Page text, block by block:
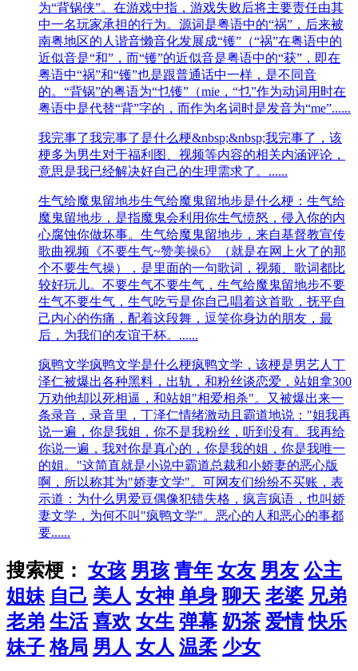
为“背锅侠”。在游戏中指，游戏失败后将主要责任由其
中一名玩家承担的行为。源词是粤语中的“祸”，后来被
南粤地区的人谐音懒音化发展成“镬”（“祸”在粤语中的
近似音是“和”，而“镬”的近似音是粤语中的“获”，即在
粤语中“祸”和“镬”也是跟普通话中一样，是不同音
的。“背锅”的粤语为“乜镬”（mie，“乜”作为动词用时在
粤语中是代替“背”字的，而作为名词时是发音为“me”......
我完事了我完事了是什么梗&nbsp;&nbsp;我完事了，该
梗多为男生对于福利图、视频等内容的相关内涵评论，
意思是我已经解决好自己的生理需求了。......
生气给魔鬼留地步生气给魔鬼留地步是什么梗：生气给
魔鬼留地步，是指魔鬼会利用你生气愤怒，侵入你的内
心腐蚀你做坏事。生气给魔鬼留地步，来自基督教宣传
歌曲视频《不要生气~赞美操6》（就是在网上火了的那
个不要生气操），是里面的一句歌词，视频、歌词都比
较好玩儿。不要生气不要生气，生气给魔鬼留地步不要
生气不要生气，生气吃亏是你自己唱着这首歌，抚平自
己内心的伤痛，配着这段舞，逗笑你身边的朋友，最
后，为我们的友谊干杯。......
疯鸭文学疯鸭文学是什么梗疯鸭文学，该梗是男艺人丁
泽仁被爆出各种黑料，出轨，和粉丝谈恋爱，站姐拿300
万劝他却以死相逼，和站姐"相爱相杀"。又被爆出来一
条录音，录音里，丁泽仁情绪激动且霸道地说："姐我再
说一遍，你是我姐，你不是我粉丝，听到没有。我再给
你说一遍，我对你是真心的，你是我的姐，你是我唯一
的姐。"这简直就是小说中霸道总裁和小娇妻的恶心版
啊，所以称其为"娇妻文学"。可网友们纷纷不买账，表
示道：为什么男爱豆偶像犯错失格，疯言疯语，也叫娇
妻文学，为何不叫"疯鸭文学"。恶心的人和恶心的事都
要......
搜索梗： 女孩 男孩 青年 女友 男友 公主
姐妹 自己 美人 女神 单身 聊天 老婆 兄弟
老弟 生活 喜欢 女生 弹幕 奶茶 爱情 快乐
妹子 格局 男人 女人 温柔 少女